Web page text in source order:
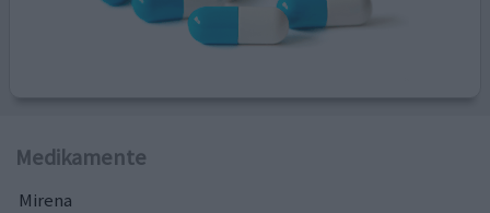
Medikamente
Mirena